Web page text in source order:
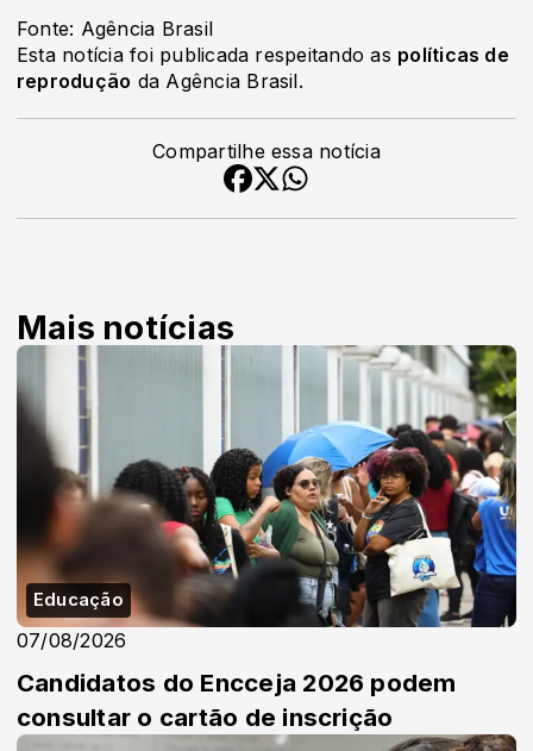
Fonte: Agência Brasil
Esta notícia foi publicada respeitando as políticas de
reprodução da Agência Brasil.
Compartilhe essa notícia
Mais notícias
Educação
07/08/2026
Candidatos do Encceja 2026 podem
consultar o cartão de inscrição